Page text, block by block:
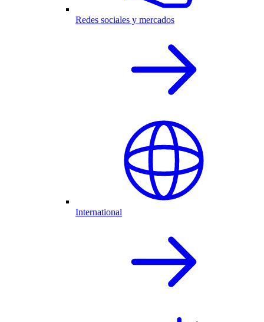
Redes sociales y mercados
International